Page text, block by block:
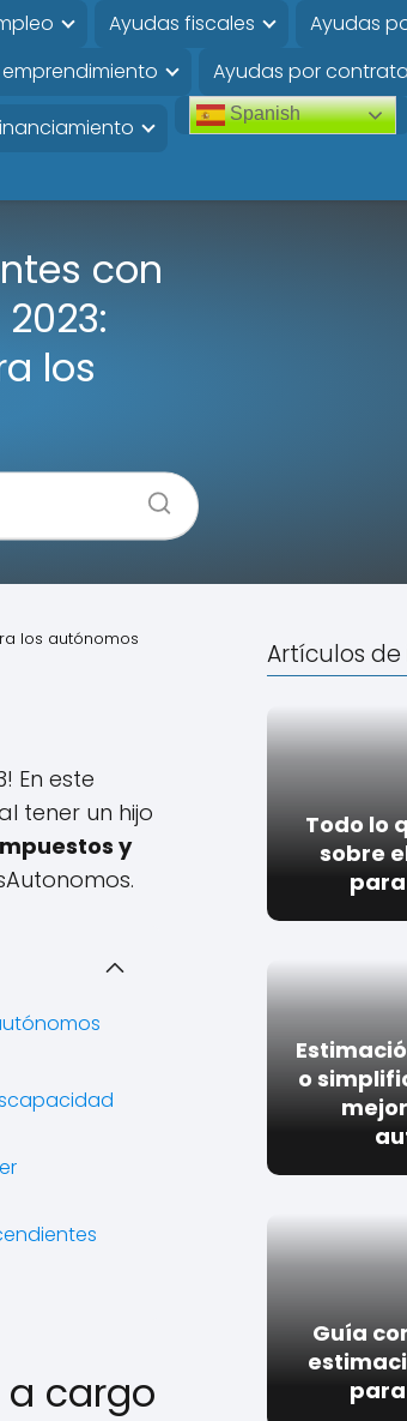
Ayudas fiscales
Ayudas
Ayudas por
Spanish
con
los
los autónomos
En este
tener un hijo
y
cargo
Artículos de
Todo lo
sobre
o
Guía